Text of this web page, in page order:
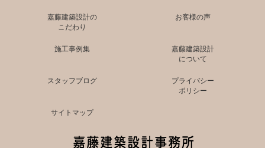
嘉藤建築設計の
こだわり
お客様の声
施工事例集
嘉藤建築設計
について
スタッフブログ
プライバシー
ポリシー
サイトマップ